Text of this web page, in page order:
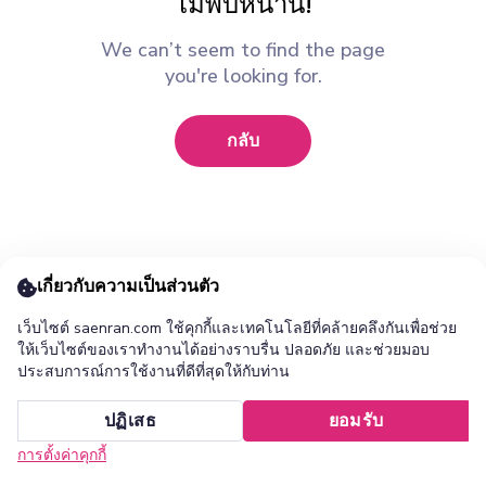
We can’t seem to find the page
you're looking for.
กลับ
หน้าแรก
ยกเลิก ติดตั้ง
เกี่ยวกับความเป็นส่วนตัว
เว็บไซต์ saenran.com ใช้คุกกี้และเทคโนโลยีที่คล้ายคลึงกันเพื่อช่วย
ให้เว็บไซต์ของเราทำงานได้อย่างราบรื่น ปลอดภัย และช่วยมอบ
ประสบการณ์การใช้งานที่ดีที่สุดให้กับท่าน
ปฏิเสธ ยอมรับ
การตั้งค่าคุกกี้